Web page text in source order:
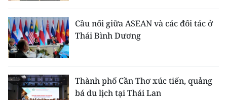
Cầu nối giữa ASEAN và các đối tác ở
Thái Bình Dương
Thành phố Cần Thơ xúc tiến, quảng
bá du lịch tại Thái Lan